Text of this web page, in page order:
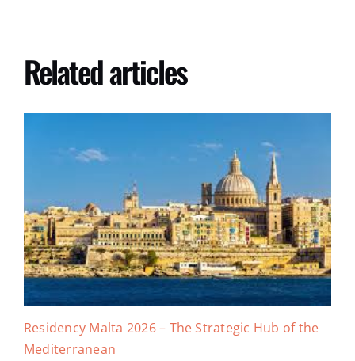
Related articles
Residency Malta 2026 – The Strategic Hub of the
Mediterranean